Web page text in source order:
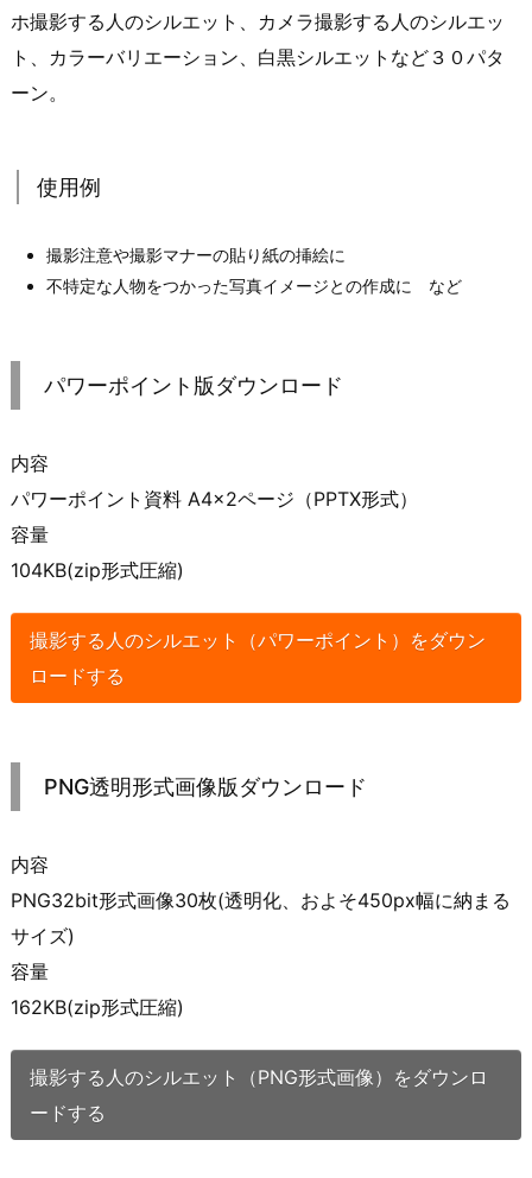
ホ撮影する人のシルエット、カメラ撮影する人のシルエッ
ト、カラーバリエーション、白黒シルエットなど３０パタ
ーン。
使用例
撮影注意や撮影マナーの貼り紙の挿絵に
不特定な人物をつかった写真イメージとの作成に など
パワーポイント版ダウンロード
内容
パワーポイント資料 A4×2ページ（PPTX形式）
容量
104KB(zip形式圧縮)
撮影する人のシルエット（パワーポイント）をダウン
ロードする
PNG透明形式画像版ダウンロード
内容
PNG32bit形式画像30枚(透明化、およそ450px幅に納まる
サイズ)
容量
162KB(zip形式圧縮)
撮影する人のシルエット（PNG形式画像）をダウンロ
ードする